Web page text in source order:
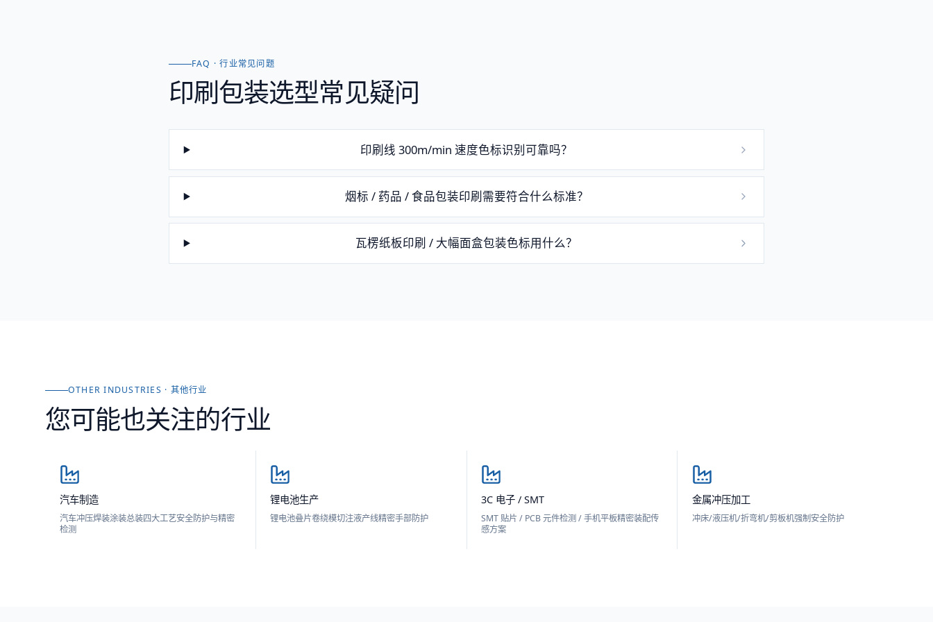
FAQ · 行业常见问题
印刷包装选型常见疑问
印刷线 300m/min 速度色标识别可靠吗？
烟标 / 药品 / 食品包装印刷需要符合什么标准？
瓦楞纸板印刷 / 大幅面盒包装色标用什么？
OTHER INDUSTRIES · 其他行业
您可能也关注的行业
汽车制造
汽车冲压焊装涂装总装四大工艺安全防护与精密
检测
锂电池生产
锂电池叠片卷绕模切注液产线精密手部防护
3C 电子 / SMT
SMT 贴片 / PCB 元件检测 / 手机平板精密装配传
感方案
金属冲压加工
冲床/液压机/折弯机/剪板机强制安全防护